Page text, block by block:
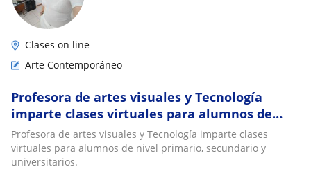
Clases on line
Arte Contemporáneo
Profesora de artes visuales y Tecnología
imparte clases virtuales para alumnos de
nivel primario, secundario y universitarios
Profesora de artes visuales y Tecnología imparte clases
virtuales para alumnos de nivel primario, secundario y
universitarios.